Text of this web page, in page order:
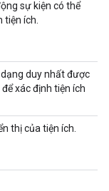
sự kiện có thể
ích.
duy nhất được
xác định tiện ích
thị của tiện ích.